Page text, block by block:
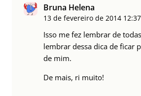
Bruna Helena
13 de fevereiro de 2014 12:37
Isso me fez lembrar de
lembrar dessa dica de ficar
de mim.
De mais, ri muito!